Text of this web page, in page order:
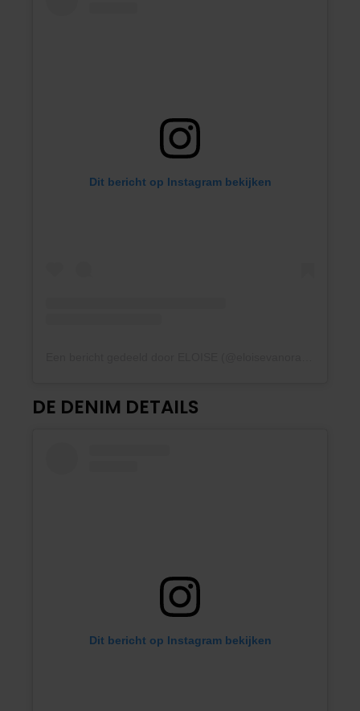
Dit bericht op Instagram bekijken
DE DENIM DETAILS
Dit bericht op Instagram bekijken